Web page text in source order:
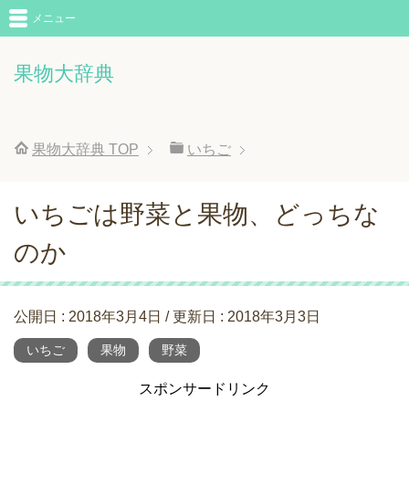
果物大辞典
メニュー
果物大辞典 TOP いちご
いちごは野菜と果物、どっちな
のか
公開日 : 2018年3月4日 / 更新日 : 2018年3月3日
いちご 果物 野菜
スポンサードリンク